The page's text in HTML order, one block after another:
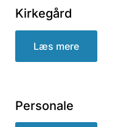
Kirkegård
Læs mere
Personale